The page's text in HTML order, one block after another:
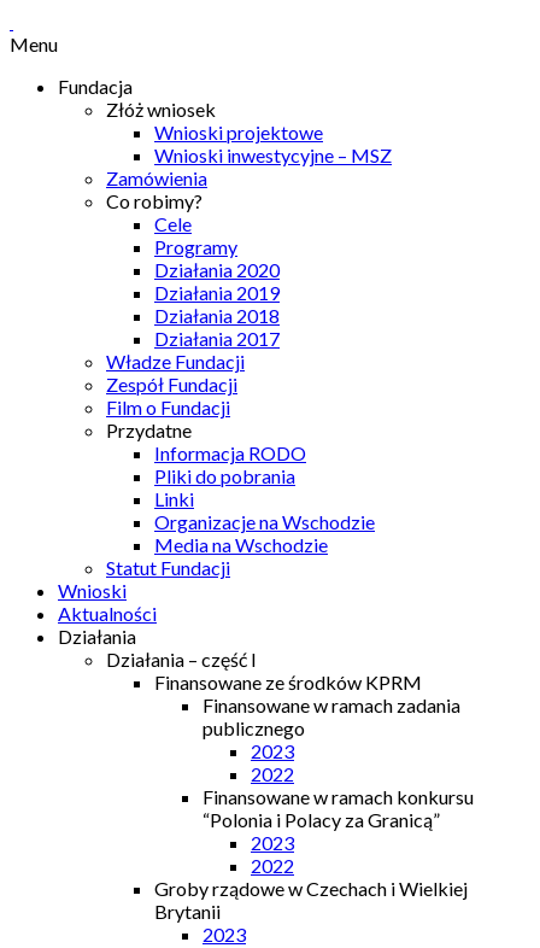
Menu
Fundacja
Złóż wniosek
Wnioski projektowe
Wnioski inwestycyjne – MSZ
Zamówienia
Co robimy?
Cele
Programy
Działania 2020
Działania 2019
Działania 2018
Działania 2017
Władze Fundacji
Zespół Fundacji
Film o Fundacji
Przydatne
Informacja RODO
Pliki do pobrania
Linki
Organizacje na Wschodzie
Media na Wschodzie
Statut Fundacji
Wnioski
Aktualności
Działania
Działania – część I
Finansowane ze środków KPRM
Finansowane w ramach zadania
publicznego
2023
2022
Finansowane w ramach konkursu
“Polonia i Polacy za Granicą”
2023
2022
Groby rządowe w Czechach i Wielkiej
Brytanii
2023